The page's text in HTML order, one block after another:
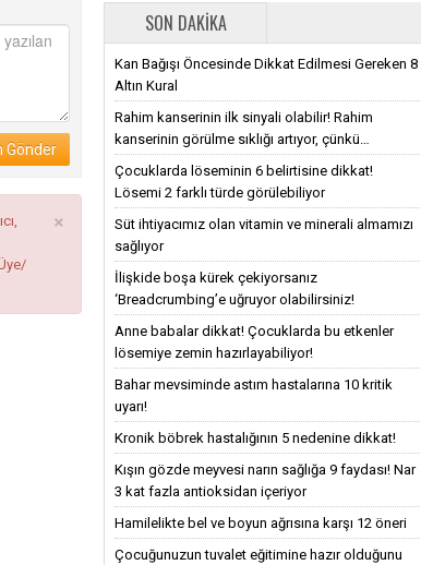
Gönder
×
SON DAKIKA
Kan Bağışı Öncesinde Dikkat Edilmesi Gereken 8
Altın Kural
Rahim kanserinin ilk sinyali olabilir! Rahim
kanserinin görülme sıklığı artıyor, çünkü…
Çocuklarda löseminin 6 belirtisine dikkat!
Lösemi 2 farklı türde görülebiliyor
Süt ihtiyacımız olan vitamin ve minerali almamızı
sağlıyor
İlişkide boşa kürek çekiyorsanız
‘Breadcrumbing’e uğruyor olabilirsiniz!
Anne babalar dikkat! Çocuklarda bu etkenler
lösemiye zemin hazırlayabiliyor!
Bahar mevsiminde astım hastalarına 10 kritik
uyarı!
Kronik böbrek hastalığının 5 nedenine dikkat!
Kışın gözde meyvesi narın sağlığa 9 faydası! Nar
3 kat fazla antioksidan içeriyor
Hamilelikte bel ve boyun ağrısına karşı 12 öneri
Çocuğunuzun tuvalet eğitimine hazır olduğunu